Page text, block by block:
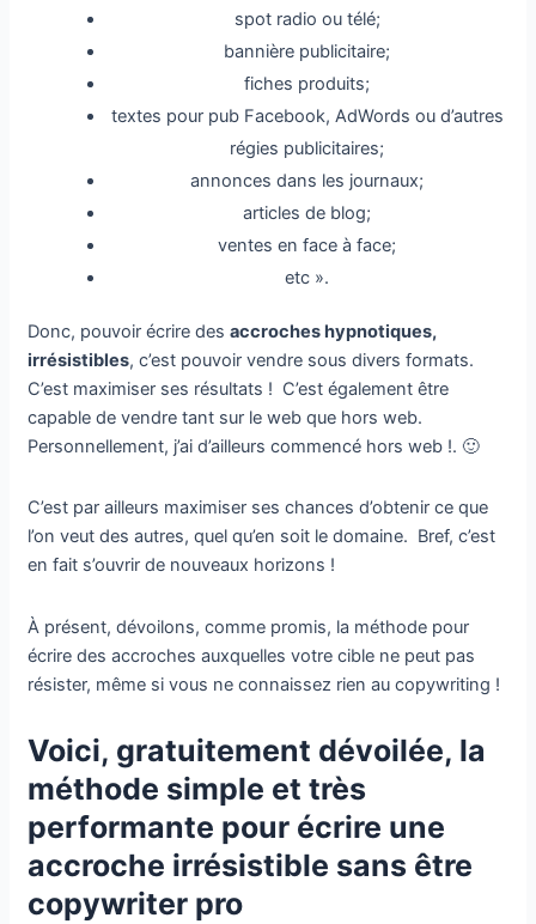
spot radio ou télé;
bannière publicitaire;
fiches produits;
textes pour pub Facebook, AdWords ou d’autres
régies publicitaires;
annonces dans les journaux;
articles de blog;
ventes en face à face;
etc ».
Donc, pouvoir écrire desaccroches hypnotiques,
irrésistibles, c’est pouvoir vendre sous divers formats.
C’est maximiser ses résultats ! C’est également être
capable de vendre tant sur le web que hors web.
Personnellement, j’ai d’ailleurs commencé hors web !. 🙂
C’est par ailleurs maximiser ses chances d’obtenir ce que
l’on veut des autres, quel qu’en soit le domaine. Bref, c’est
en fait s’ouvrir de nouveaux horizons !
À présent, dévoilons, comme promis, la méthode pour
écrire des accroches auxquelles votre cible ne peut pas
résister, même si vous ne connaissez rien au copywriting !
Voici, gratuitement dévoilée, la
méthode simple et très
performante pour écrire une
accroche irrésistible sans être
copywriter pro